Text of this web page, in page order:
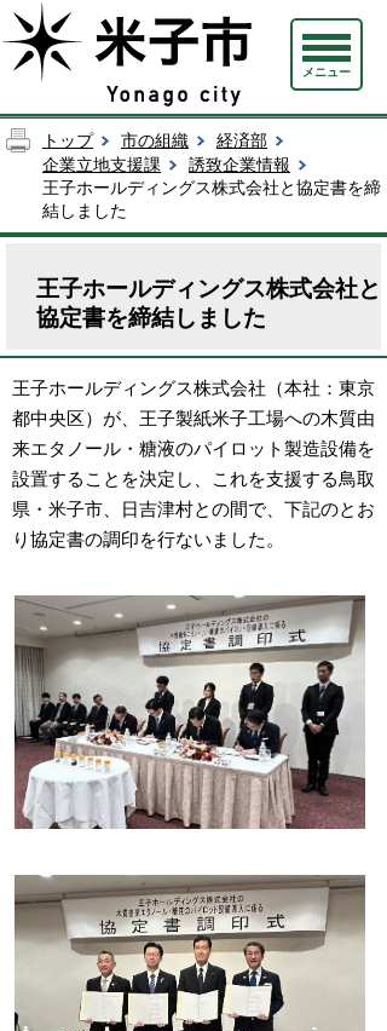
メニュー
トップ 市の組織
経済部
企業立地支援課
誘致企業情報
王子ホールディングス株式会社と協定書を締
結しました
王子ホールディングス株式会社と
協定書を締結しました
王子ホールディングス株式会社（本社：東京
都中央区）が、王子製紙米子工場への木質由
来エタノール・糖液のパイロット製造設備を
設置することを決定し、これを支援する鳥取
県・米子市、日吉津村との間で、下記のとお
り協定書の調印を行ないました。